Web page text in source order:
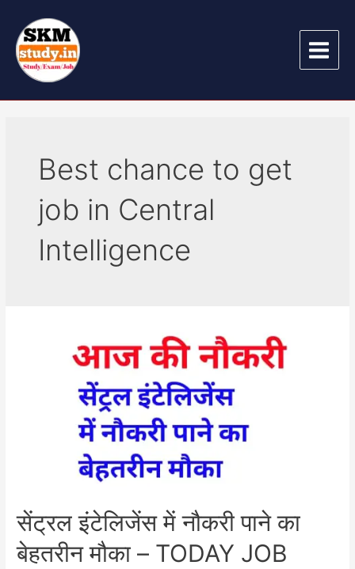
Best chance to get
job in Central
Intelligence
सेंट्रल इंटेलिजेंस में नौकरी पाने का
बेहतरीन मौका – TODAY JOB